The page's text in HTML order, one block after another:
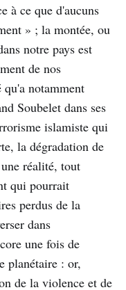
à ce que d'aucuns
» ; la montée, ou
notre pays est
de nos
notamment
Soubelet dans ses
islamiste qui
la dégradation de
réalité, tout
qui pourrait
perdus de la
dans
une fois de
planétaire : or,
de la violence et de